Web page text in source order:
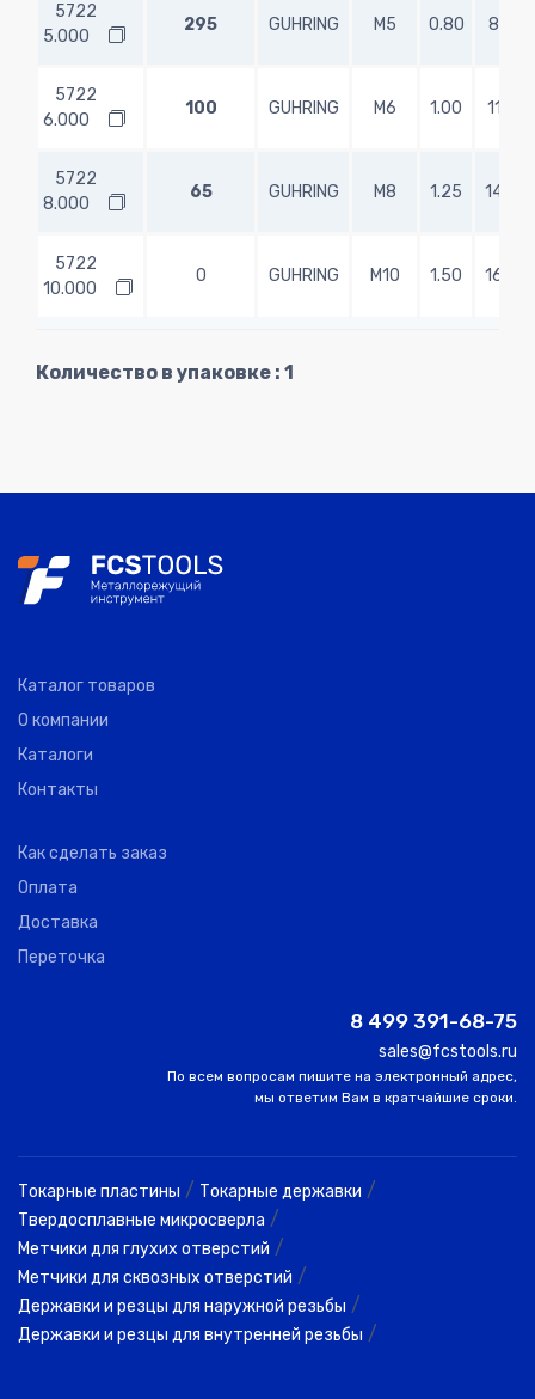
5722
5.000
295 GUHRING M5 0.80 8.50
5722
6.000
100 GUHRING M6 1.00 11.00
5722
8.000
65 GUHRING M8 1.25 14.00
5722
10.000
0 GUHRING M10 1.50 16.00
5722
16.000
5
Количество в упаковке : 1
Каталог товаров
О компании
Каталоги
Контакты
Как сделать заказ
Оплата
Доставка
Переточка
8 499 391-68-75
sales@fcstools.ru
По всем вопросам пишите на электронный адрес,
мы ответим Вам в кратчайшие сроки.
Токарные пластины / Токарные державки /
Твердосплавные микросверла /
Метчики для глухих отверстий /
Метчики для сквозных отверстий /
Державки и резцы для наружной резьбы /
Державки и резцы для внутренней резьбы /